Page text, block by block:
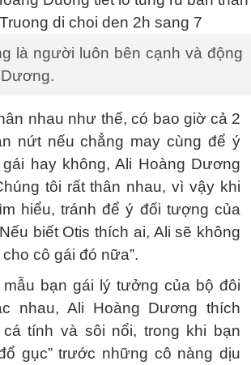
là người luôn bên cạnh và động
nhau như thế, có bao giờ cả 2
nứt nếu chẳng may cùng để ý
hay không, Ali Hoàng Dương
tôi rất thân nhau, vì vậy khi
hiểu, tránh để ý đối tượng của
biết Otis thích ai, Ali sẽ không
cô gái đó nữa”.
bạn gái lý tưởng của bộ đôi
nhau, Ali Hoàng Dương thích
tính và sôi nổi, trong khi bạn
gục” trước những cô nàng dịu